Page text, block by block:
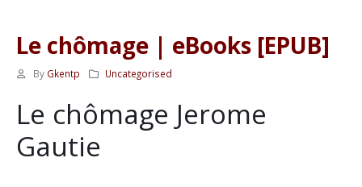
Le chômage | eBooks [EPUB]
By Gkentp Uncategorised
Le chômage Jerome
Gautie